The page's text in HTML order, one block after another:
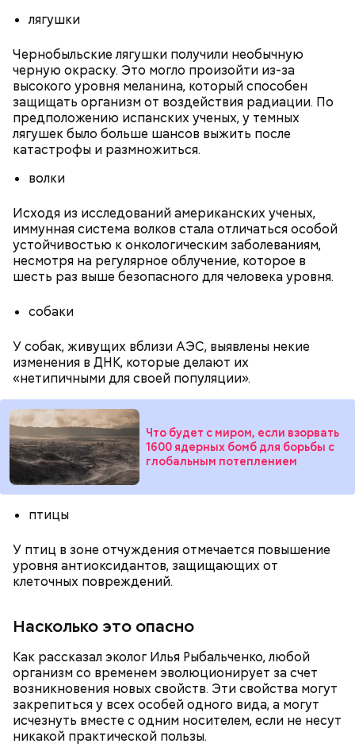
лягушки
Чернобыльские лягушки получили необычную
черную окраску. Это могло произойти из-за
высокого уровня меланина, который способен
защищать организм от воздействия радиации. По
предположению испанских ученых, у темных
лягушек было больше шансов выжить после
катастрофы и размножиться.
волки
Исходя из исследований американских ученых,
иммунная система волков стала отличаться особой
устойчивостью к онкологическим заболеваниям,
несмотря на регулярное облучение, которое в
шесть раз выше безопасного для человека уровня.
собаки
У собак, живущих вблизи АЭС, выявлены некие
изменения в ДНК, которые делают их
«нетипичными для своей популяции».
Что будет с миром, если взорвать
1600 ядерных бомб для борьбы с
глобальным потеплением
птицы
У птиц в зоне отчуждения отмечается повышение
уровня антиоксидантов, защищающих от
клеточных повреждений.
Насколько это опасно
Как рассказал эколог Илья Рыбальченко, любой
организм со временем эволюционирует за счет
возникновения новых свойств. Эти свойства могут
закрепиться у всех особей одного вида, а могут
исчезнуть вместе с одним носителем, если не несут
никакой практической пользы.
Тонкости от шефа:обжаривать перцы лучше в
самом начале, чтобы они успели стать мягкими.
Жареные кабачки с томатами и
базиликом
Что понадобится:
сок апельсина или лимона;
— Смешайте сахарную пудру с цитрусовым соком
глазурь. Ее можно наносить на куличи после их
кондитерской посыпки предлагаю использовать
кусочки шоколада и кураги, — добавил собеседник
«ВМ».
По словам шеф-повара, такая выпечка будет
источать приятный цитрусово-пряный аромат, а
тесто получится вкусным и очень воздушным.